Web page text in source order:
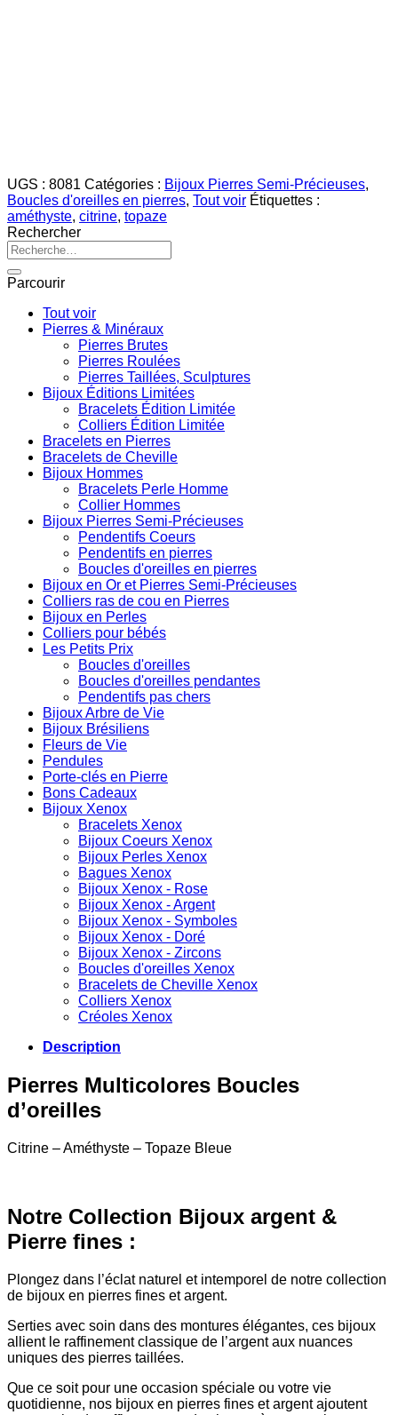
UGS : 8081 Catégories : Bijoux Pierres Semi-Précieuses,
Boucles d'oreilles en pierres, Tout voir Étiquettes :
améthyste, citrine, topaze
Rechercher
Recherche
pour :
Parcourir
Tout voir
Pierres & Minéraux
Pierres Brutes
Pierres Roulées
Pierres Taillées, Sculptures
Bijoux Éditions Limitées
Bracelets Édition Limitée
Colliers Édition Limitée
Bracelets en Pierres
Bracelets de Cheville
Bijoux Hommes
Bracelets Perle Homme
Collier Hommes
Bijoux Pierres Semi-Précieuses
Pendentifs Coeurs
Pendentifs en pierres
Boucles d'oreilles en pierres
Bijoux en Or et Pierres Semi-Précieuses
Colliers ras de cou en Pierres
Bijoux en Perles
Colliers pour bébés
Les Petits Prix
Boucles d'oreilles
Boucles d'oreilles pendantes
Pendentifs pas chers
Bijoux Arbre de Vie
Bijoux Brésiliens
Fleurs de Vie
Pendules
Porte-clés en Pierre
Bons Cadeaux
Bijoux Xenox
Bracelets Xenox
Bijoux Coeurs Xenox
Bijoux Perles Xenox
Bagues Xenox
Bijoux Xenox - Rose
Bijoux Xenox - Argent
Bijoux Xenox - Symboles
Bijoux Xenox - Doré
Bijoux Xenox - Zircons
Boucles d'oreilles Xenox
Bracelets de Cheville Xenox
Colliers Xenox
Créoles Xenox
Description
Pierres Multicolores Boucles
d’oreilles
Citrine – Améthyste – Topaze Bleue
Notre Collection Bijoux argent &
Pierre fines :
Plongez dans l’éclat naturel et intemporel de notre collection
de bijoux en pierres fines et argent.
Serties avec soin dans des montures élégantes, ces bijoux
allient le raffinement classique de l’argent aux nuances
uniques des pierres taillées.
Que ce soit pour une occasion spéciale ou votre vie
quotidienne, nos bijoux en pierres fines et argent ajoutent